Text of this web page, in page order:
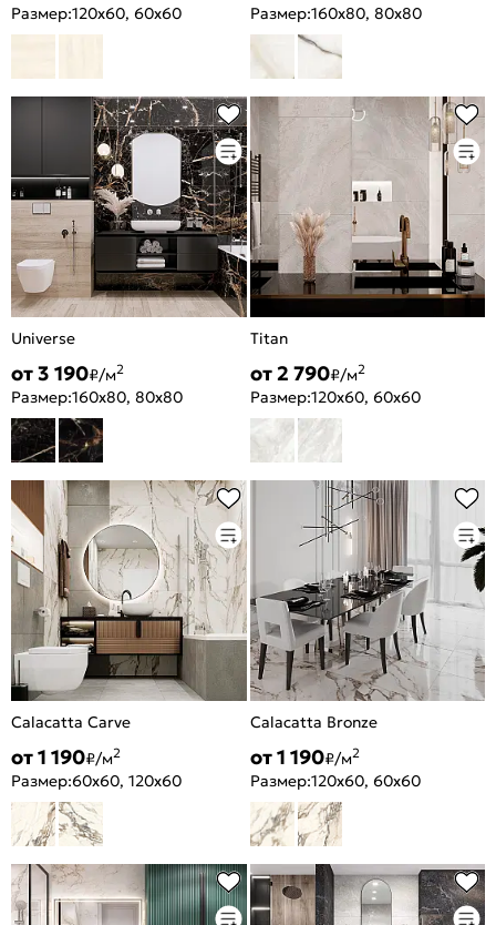
Размер:120x60, 60x60 Размер:160x80, 80x80
Universe
от 3 190₽/м2
Размер:160x80, 80x80
Titan
от 2 790₽/м2
Размер:120x60, 60x60
Calacatta Carve
от 1 190₽/м2
Размер:60x60, 120x60
Calacatta Bronze
от 1 190₽/м2
Размер:120x60, 60x60